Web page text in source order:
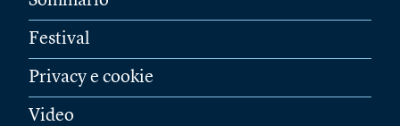
Festival
Privacy e cookie
Video